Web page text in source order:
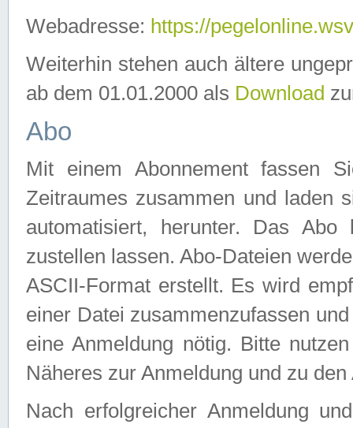
Webadresse: https://
Weiterhin stehen auch ältere
ab dem 01.01.2000 als Download
Abo
Mit einem Abonnement fassen
Zeitraumes zusammen und laden
automatisiert, herunter. Das
zustellen lassen. Abo-Dateien
ASCII-Format erstellt. Es wird
einer Datei zusammenzufassen
eine Anmeldung nötig. Bitte
Näheres zur Anmeldung und zu
Nach erfolgreicher Anmeldung